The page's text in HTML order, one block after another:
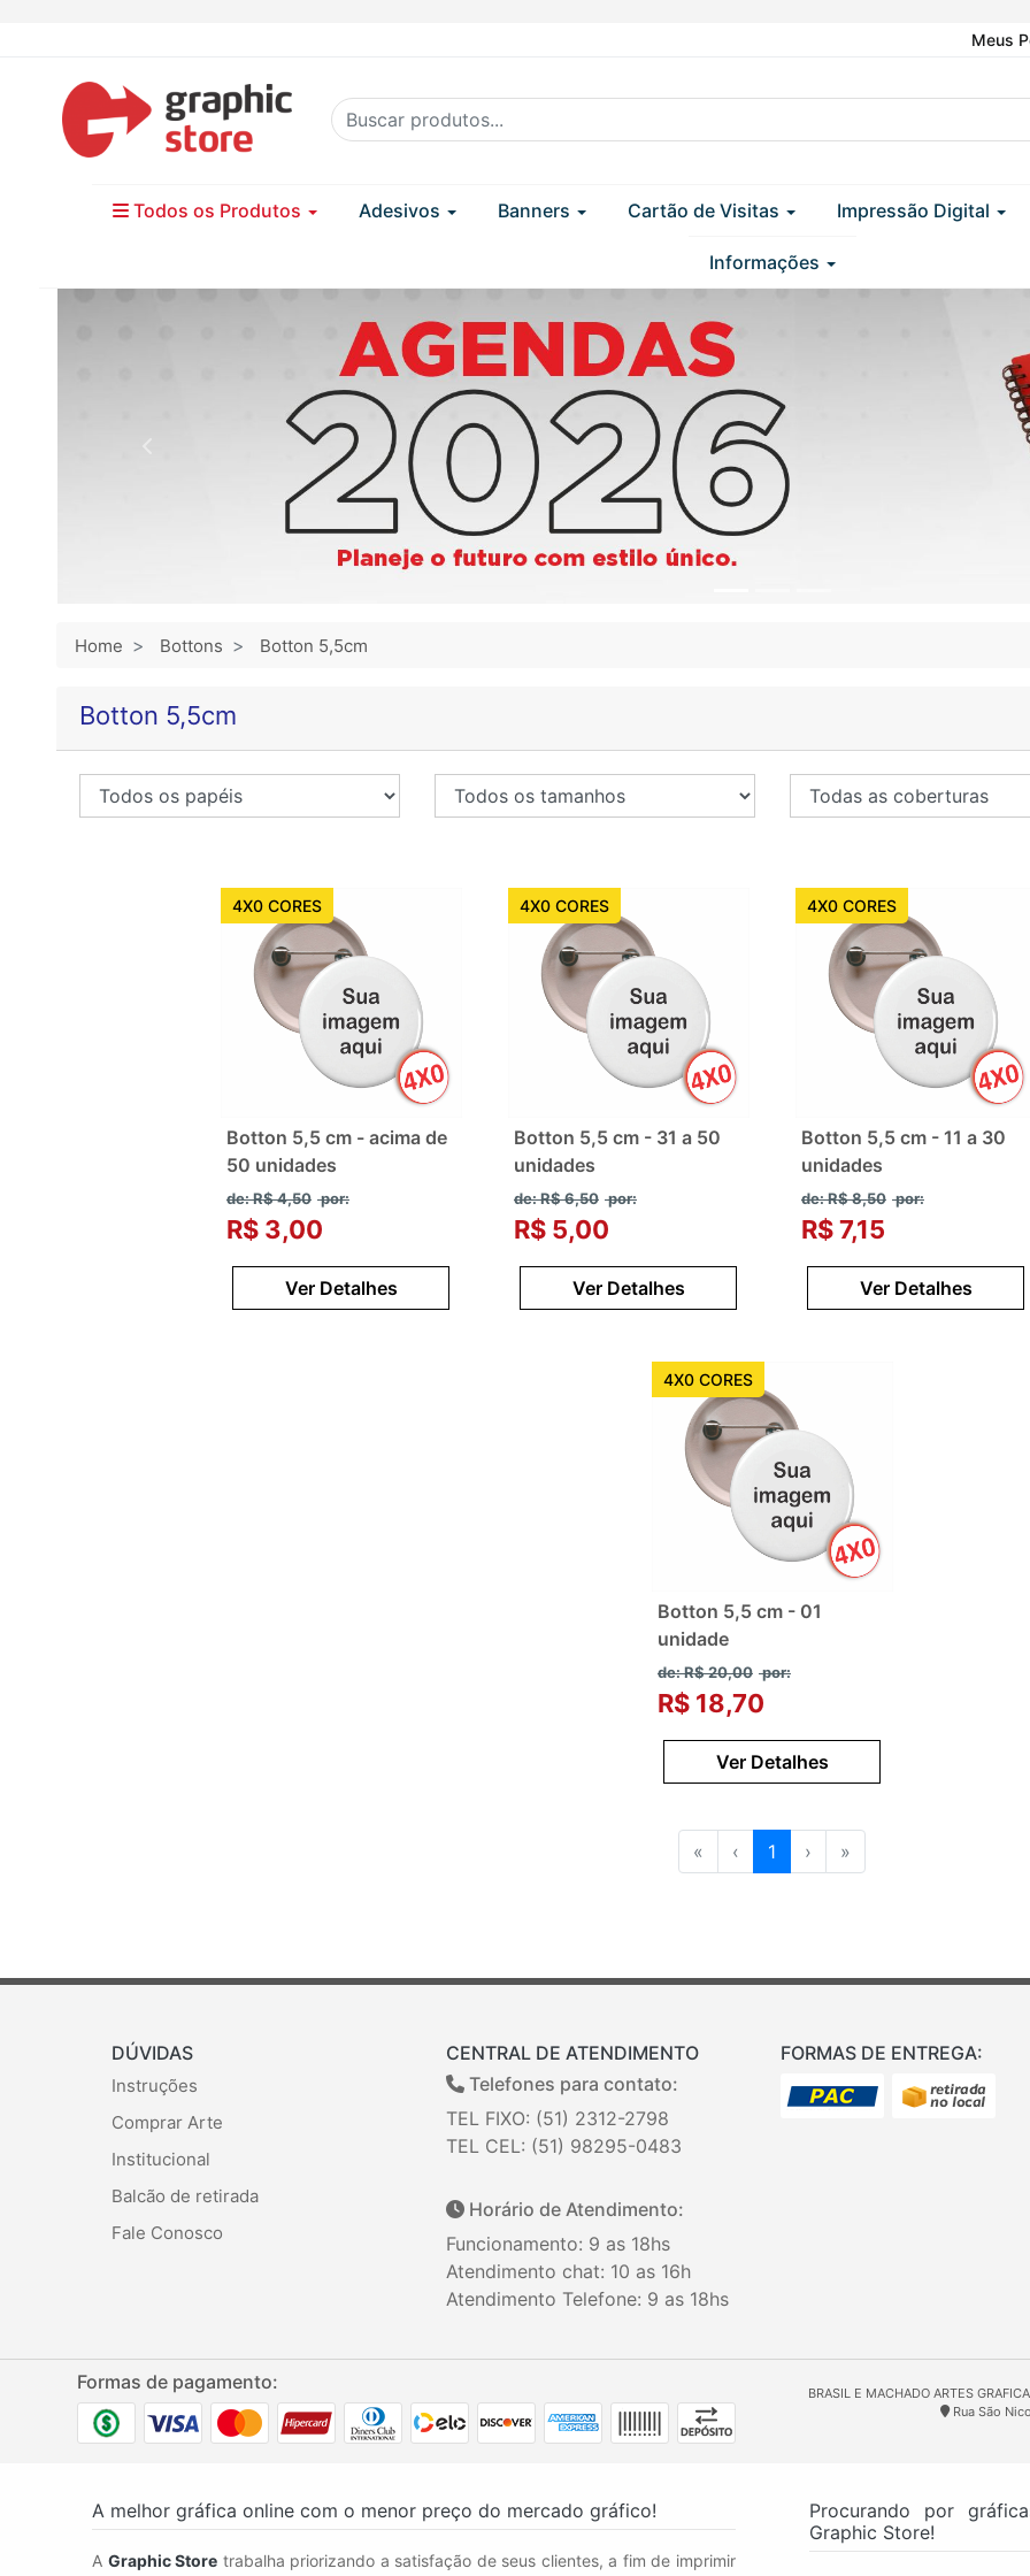
Meus
Todos os Produtos Adesivos Banners Cartão de Visitas Impressão Digital
Informações
Home Bottons Botton 5,5cm
Botton 5,5cm
4X0 CORES
Botton 5,5 cm - acima de
50 unidades
de: R$ 4,50 por:
R$ 3,00
Ver Detalhes
4X0 CORES
Botton 5,5 cm - 31 a 50
unidades
de: R$ 6,50 por:
R$ 5,00
Ver Detalhes
4X0 CORES
Botton 5,5 cm - 11 a 30
unidades
de: R$ 8,50 por:
R$ 7,15
Ver Detalhes
4X0 CORES
Botton 5,5 cm - 01
unidade
de: R$ 20,00 por:
R$ 18,70
Ver Detalhes
« ‹ 1 › »
DÚVIDAS
Instruções
Comprar Arte
Institucional
Balcão de retirada
Fale Conosco
CENTRAL DE ATENDIMENTO
Telefones para contato:
TEL FIXO: (51) 2312-2798
TEL CEL: (51) 98295-0483
Horário de Atendimento:
Funcionamento: 9 as 18hs
Atendimento chat: 10 as 16h
Atendimento Telefone: 9 as 18hs
FORMAS DE ENTREGA:
Formas de pagamento:
BRASIL E MACHADO ARTES
Rua São
A melhor gráfica online com o menor preço do mercado gráfico!
A Graphic Store trabalha priorizando a satisfação de seus clientes, a fim de imprimir
Procurando por
Graphic Store!